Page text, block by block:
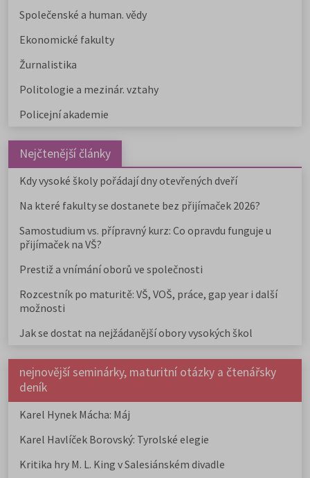
Společenské a human. vědy
Ekonomické fakulty
Žurnalistika
Politologie a mezinár. vztahy
Policejní akademie
Nejčtenější články
Kdy vysoké školy pořádají dny otevřených dveří
Na které fakulty se dostanete bez přijímaček 2026?
Samostudium vs. přípravný kurz: Co opravdu funguje u
přijímaček na VŠ?
Prestiž a vnímání oborů ve společnosti
Rozcestník po maturitě: VŠ, VOŠ, práce, gap year i další
možnosti
Jak se dostat na nejžádanější obory vysokých škol
nejnovější seminárky, maturitní otázky a čtenářsky
deník
Karel Hynek Mácha: Máj
Karel Havlíček Borovský: Tyrolské elegie
Kritika hry M. L. King v Salesiánském divadle